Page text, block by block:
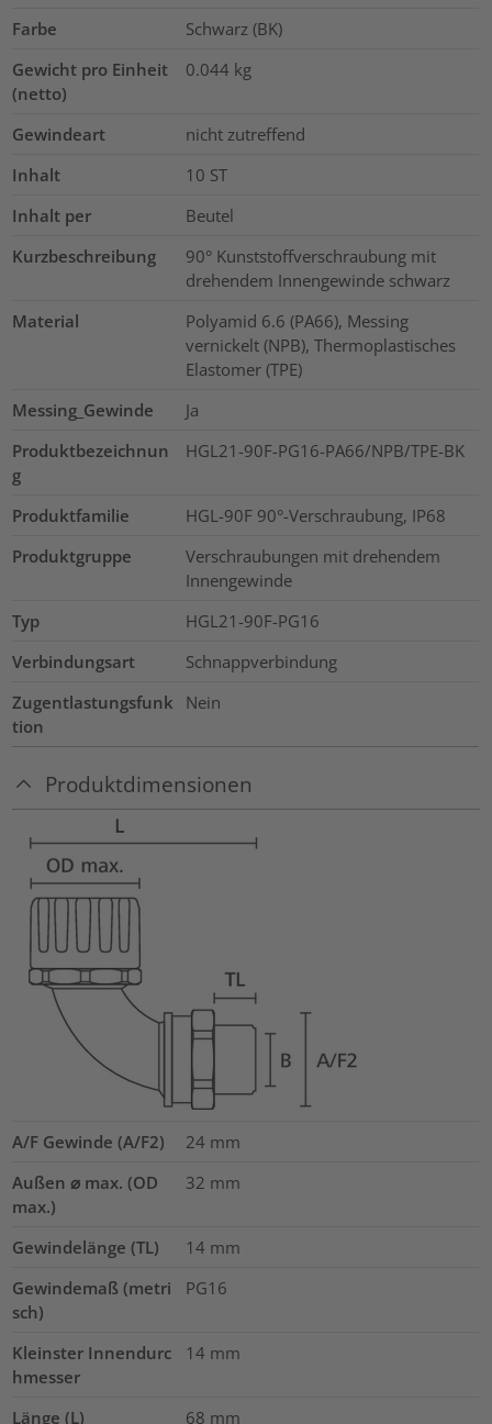
Farbe
Schwarz (BK)
Gewicht pro Einheit
(netto)
0.044 kg
Gewindeart
nicht zutreffend
Inhalt
10 ST
Inhalt per
Beutel
Kurzbeschreibung
90° Kunststoffverschraubung mit
drehendem Innengewinde schwarz
Material
Polyamid 6.6 (PA66), Messing
vernickelt (NPB), Thermoplastisches
Elastomer (TPE)
Messing_Gewinde
Ja
Produktbezeichnun
g
HGL21-90F-PG16-PA66/NPB/TPE-BK
Produktfamilie
HGL-90F 90°-Verschraubung, IP68
Produktgruppe
Verschraubungen mit drehendem
Innengewinde
Typ
HGL21-90F-PG16
Verbindungsart
Schnappverbindung
Zugentlastungsfunk
tion
Nein
Produktdimensionen
A/F Gewinde (A/F2) 24 mm
Außen ⌀ max. (OD
max.)
32 mm
Gewindelänge (TL) 14 mm
Gewindemaß (metri
sch)
PG16
Kleinster Innendurc
hmesser
14 mm
Länge (L) 68 mm